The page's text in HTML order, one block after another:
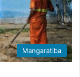
Mangaratiba